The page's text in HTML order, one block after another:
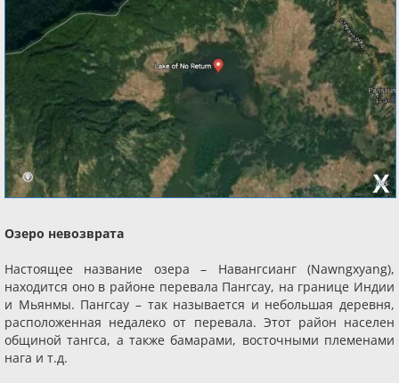
Озеро невозврата
Настоящее название озера – Навангсианг (Nawngxyang),
находится оно в районе перевала Пангсау, на границе Индии
и Мьянмы. Пангсау – так называется и небольшая деревня,
расположенная недалеко от перевала. Этот район населен
общиной тангса, а также бамарами, восточными племенами
нага и т.д.